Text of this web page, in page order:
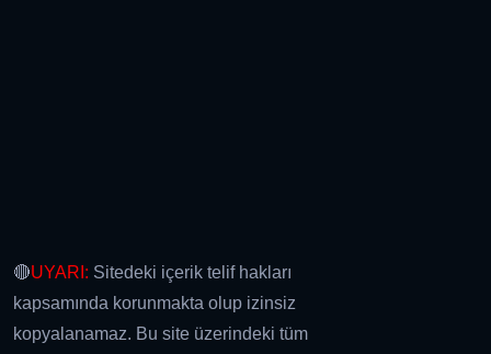
🔴UYARI: Sitedeki içerik telif hakları
kapsamında korunmakta olup izinsiz
kopyalanamaz. Bu site üzerindeki tüm